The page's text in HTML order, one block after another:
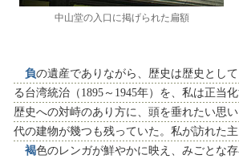
中山堂の入口に掲げられた扁額
負の遺産でありながら、歴史は歴史とし
る台湾統治（1895～1945年）を、私は正当
歴史への対峙のあり方に、頭を垂れたい思
代の建物が幾つも残っていた。私が訪れた
褐色のレンガが鮮やかに映え、みごとな